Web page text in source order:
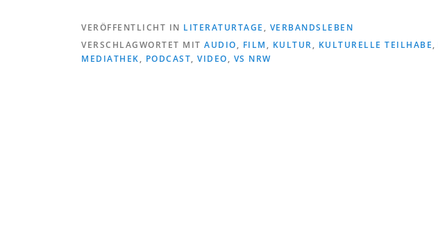
VERÖFFENTLICHT IN LITERATURTAGE , VERBANDSLEBEN
VERSCHLAGWORTET MIT AUDIO, FILM , KULTUR, KULTURELLE TEILHABE,
MEDIATHEK, PODCAST, VIDEO, VS NRW